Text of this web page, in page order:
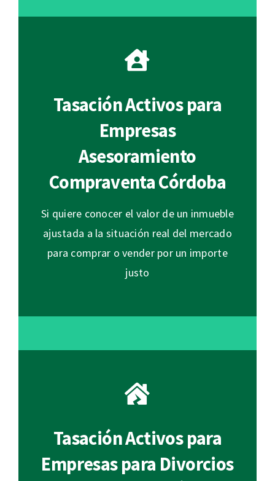
Tasación Activos para
Empresas
Asesoramiento
Compraventa Córdoba
Si quiere conocer el valor de un inmueble
ajustada a la situación real del mercado
para comprar o vender por un importe
justo
Tasación Activos para
Empresas para Divorcios